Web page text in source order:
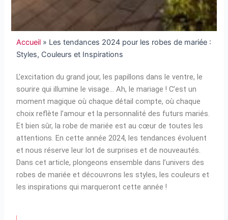
Accueil » Les tendances 2024 pour les robes de mariée :
Styles, Couleurs et Inspirations
L’excitation du grand jour, les papillons dans le ventre, le
sourire qui illumine le visage… Ah, le mariage ! C’est un
moment magique où chaque détail compte, où chaque
choix reflète l’amour et la personnalité des futurs mariés.
Et bien sûr, la robe de mariée est au cœur de toutes les
attentions. En cette année 2024, les tendances évoluent
et nous réserve leur lot de surprises et de nouveautés.
Dans cet article, plongeons ensemble dans l’univers des
robes de mariée et découvrons les styles, les couleurs et
les inspirations qui marqueront cette année !